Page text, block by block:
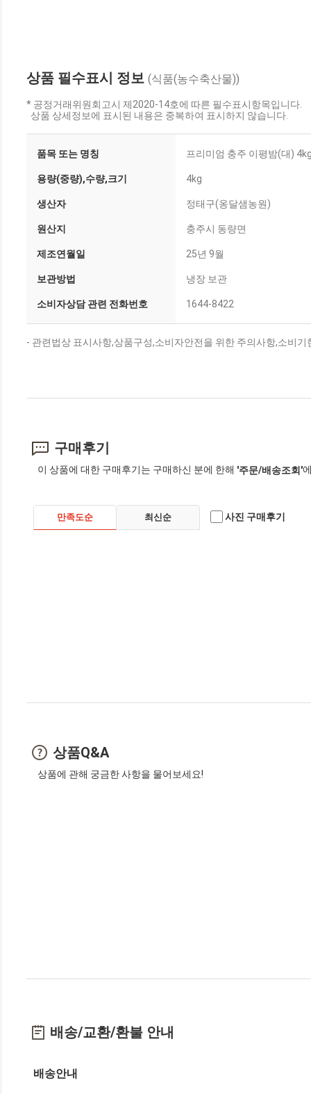
상품 필수표시 정보 (식품(농수축산물))
* 공정거래위원회고시 제2020-14호에 따른 필수표시항목입니다.
상품 상세정보에 표시된 내용은 중복하여 표시하지 않습니다.
품목 또는 명칭 프리미엄 충주 이평밤(대)
용량(중량),수량,크기 4kg
생산자 정태구(옹달샘농원)
원산지 충주시 동량면
제조연월일 25년 9월
보관방법 냉장 보관
소비자상담 관련 전화번호 1644-8422
- 관련법상 표시사항,상품구성,소비자안전을 위한 주의사항,소비
구매후기
이 상품에 대한 구매후기는 구매하신 분에 한해 '주문/배송조회'
만족도순 최신순 사진 구매후기
상품Q&A
상품에 관해 궁금한 사항을 물어보세요!
배송/교환/환불 안내
배송안내